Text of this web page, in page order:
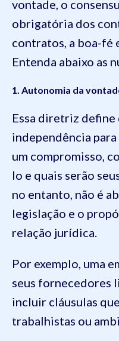
vontade, o
obrigatória dos
contratos, a boa-fé
Entenda abaixo as
1. Autonomia da
Essa diretriz define
independência
um compromisso,
lo e quais serão
no entanto, não é
legislação e o
relação jurídica.
Por exemplo, uma
seus fornecedores
incluir cláusulas
trabalhistas ou